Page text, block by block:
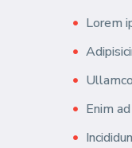
Lorem
Enim